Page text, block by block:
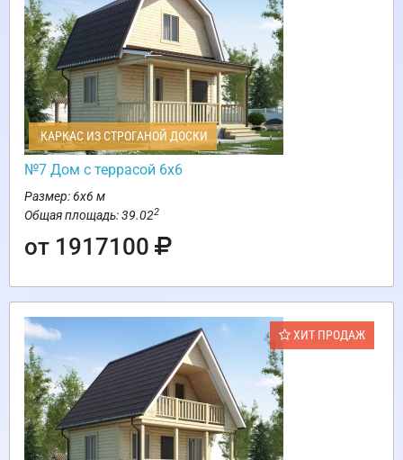
КАРКАС ИЗ СТРОГАНОЙ ДОСКИ
№7 Дом с террасой 6х6
Размер: 6х6 м
Общая площадь: 39.022
от 1917100
ХИТ ПРОДАЖ